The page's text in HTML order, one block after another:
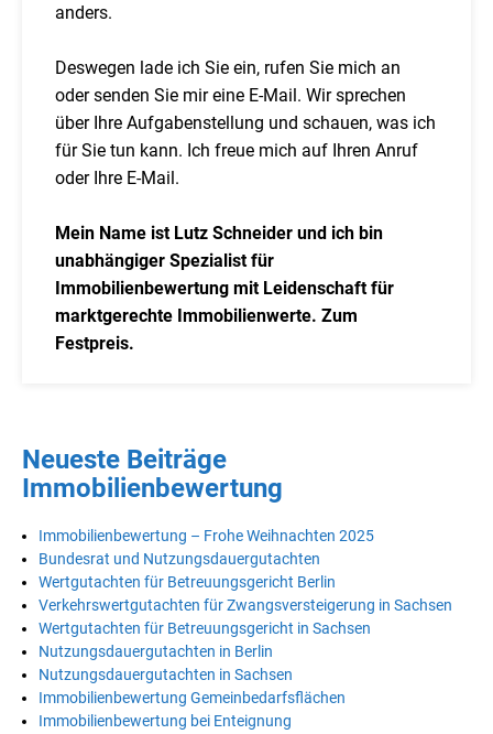
anders.
Deswegen lade ich Sie ein, rufen Sie mich an
oder senden Sie mir eine E-Mail. Wir sprechen
über Ihre Aufgabenstellung und schauen, was ich
für Sie tun kann. Ich freue mich auf Ihren Anruf
oder Ihre E-Mail.
Mein Name ist Lutz Schneider und ich bin
unabhängiger Spezialist für
Immobilienbewertung mit Leidenschaft für
marktgerechte Immobilienwerte. Zum
Festpreis.
Neueste Beiträge
Immobilienbewertung
Immobilienbewertung – Frohe Weihnachten 2025
Bundesrat und Nutzungsdauergutachten
Wertgutachten für Betreuungsgericht Berlin
Verkehrswertgutachten für Zwangsversteigerung in Sachsen
Wertgutachten für Betreuungsgericht in Sachsen
Nutzungsdauergutachten in Berlin
Nutzungsdauergutachten in Sachsen
Immobilienbewertung Gemeinbedarfsflächen
Immobilienbewertung bei Enteignung